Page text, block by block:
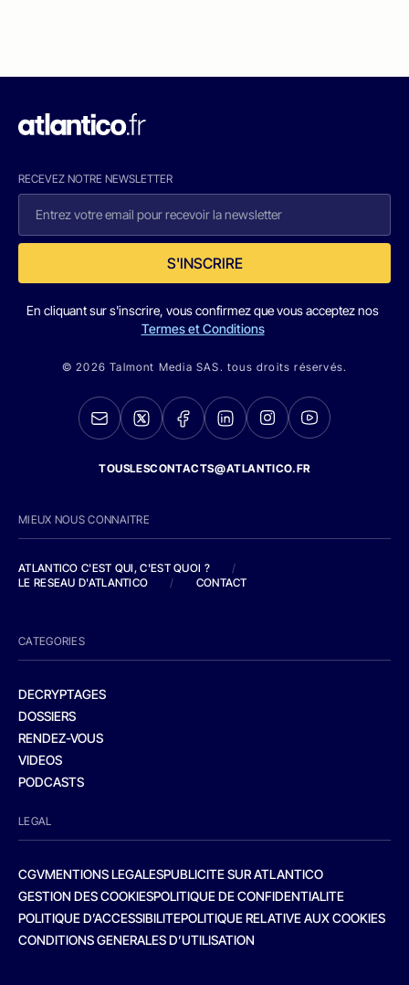
RECEVEZ NOTRE NEWSLETTER
S'INSCRIRE
En cliquant sur s'inscrire, vous confirmez que vous acceptez nos
Termes et Conditions
© 2026 Talmont Media SAS. tous droits réservés.
TOUSLESCONTACTS@ATLANTICO.FR
MIEUX NOUS CONNAITRE
ATLANTICO C'EST QUI, C'EST QUOI ?
/
LE RESEAU D'ATLANTICO
/ CONTACT
CATEGORIES
DECRYPTAGES
DOSSIERS
RENDEZ-VOUS
VIDEOS
PODCASTS
LEGAL
CGVMENTIONS LEGALESPUBLICITE SUR ATLANTICO
GESTION DES COOKIESPOLITIQUE DE CONFIDENTIALITE
POLITIQUE D’ACCESSIBILITEPOLITIQUE RELATIVE AUX COOKIES
CONDITIONS GENERALES D’UTILISATION